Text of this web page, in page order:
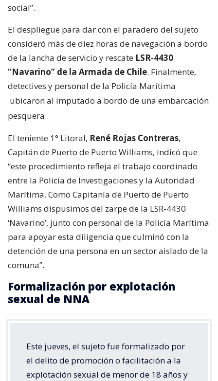
social”.
El despliegue para dar con el paradero del sujeto
consideró más de diez horas de navegación a bordo
de la lancha de servicio y rescate LSR-4430
“Navarino” de la Armada de Chile. Finalmente,
detectives y personal de la Policía Marítima
ubicaron al imputado a bordo de una embarcación
pesquera .
El teniente 1° Litoral, René Rojas Contreras,
Capitán de Puerto de Puerto Williams, indicó que
“este procedimiento refleja el trabajo coordinado
entre la Policía de Investigaciones y la Autoridad
Marítima. Como Capitanía de Puerto de Puerto
Williams dispusimos del zarpe de la LSR-4430
‘Navarino’, junto con personal de la Policía Marítima
para apoyar esta diligencia que culminó con la
detención de una persona en un sector aislado de la
comuna”.
Formalización por explotación
sexual de NNA
Este jueves, el sujeto fue formalizado por
el delito de promoción o facilitación a la
explotación sexual de menor de 18 años y